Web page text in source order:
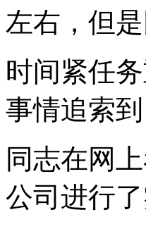
左右，但
时间紧任
事情追索
同志在网
公司进行了